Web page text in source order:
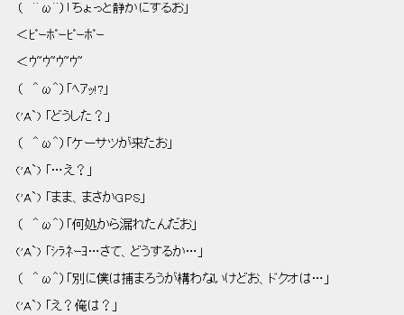
（   ＾ω＾）「ちょっと静かにするお」
＜ﾋﾟｰﾎﾟｰﾋﾟｰﾎﾟｰ
＜ｳ~ｳ~ｳ~ｳ~
（   ＾ω＾）「ﾍｱｯ!?」
('A`) 「どうした？」
（   ＾ω＾）「ケーサツが来たお」
('A`) 「…え？」
('A`) 「まま、まさかGPS」
（   ＾ω＾）「何処から漏れたんだお」
('A`) 「ｼﾗﾈｰﾖ…さて、どうするか…」
（   ＾ω＾）「別に僕は捕まろうが構わないけどお、ドクオは…」
('A`) 「え？俺は？」